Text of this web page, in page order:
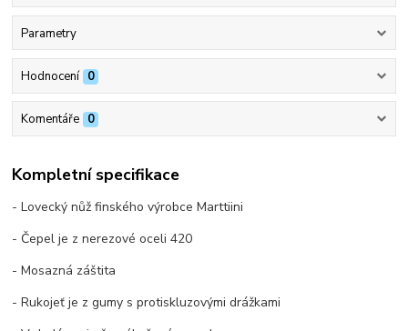
Parametry
Hodnocení 0
Komentáře 0
Kompletní specifikace
- Lovecký nůž finského výrobce Marttiini
- Čepel je z nerezové oceli 420
- Mosazná záštita
- Rukojeť je z gumy s protiskluzovými drážkami